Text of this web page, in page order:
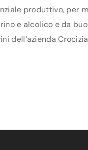
produttivo, per
e alcolico e da
dell’azienda